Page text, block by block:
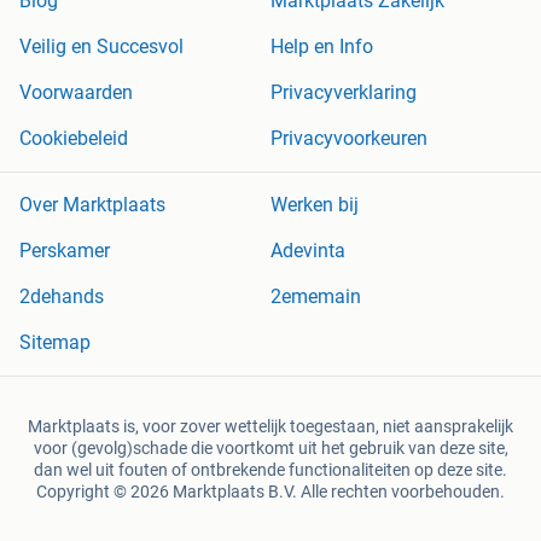
Veilig en Succesvol
Help en Info
Voorwaarden
Privacyverklaring
Cookiebeleid
Privacyvoorkeuren
Over Marktplaats
Werken bij
Perskamer
Adevinta
2dehands
2ememain
Sitemap
Marktplaats is, voor zover wettelijk toegestaan, niet aansprakelijk
voor (gevolg)schade die voortkomt uit het gebruik van deze site,
dan wel uit fouten of ontbrekende functionaliteiten op deze site.
Copyright © 2026 Marktplaats B.V. Alle rechten voorbehouden.